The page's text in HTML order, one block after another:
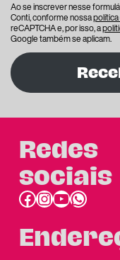
Ao se inscrever nesse
Conti, conforme nossa
reCAPTCHA e, por isso, a
Google também se aplicam.
Redes
sociais
Facebook InstagramYoutube link do whatsapp